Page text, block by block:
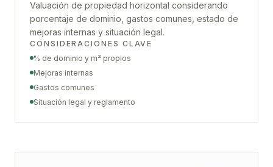
Valuación de propiedad horizontal considerando
porcentaje de dominio, gastos comunes, estado de
mejoras internas y situación legal.
CONSIDERACIONES CLAVE
% de dominio y m² propios
Mejoras internas
Gastos comunes
Situación legal y reglamento